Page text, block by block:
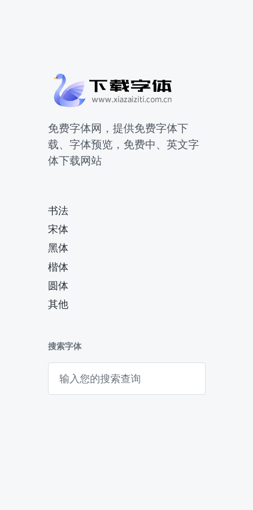
免费字体网，提供免费字体下
载、字体预览，免费中、英文字
体下载网站
书法
宋体
黑体
楷体
圆体
其他
搜索字体